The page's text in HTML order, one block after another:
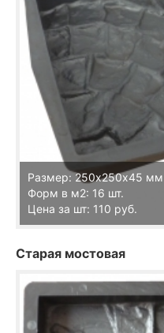
Размер: 250х250х45 мм
Форм в м2: 16 шт.
Цена за шт: 110 руб.
Старая мостовая